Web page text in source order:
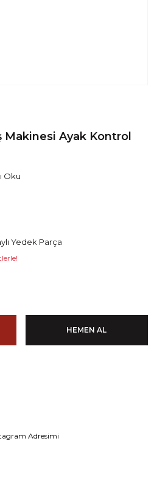
Ayak Kontrol
Oku
Yedek Parça
HEMEN AL
Adresimi